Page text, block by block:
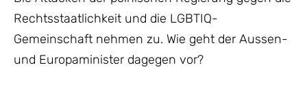
Rechtsstaatlichkeit und die LGBTIQ-
Gemeinschaft nehmen zu. Wie geht der Aussen-
und Europaminister dagegen vor?